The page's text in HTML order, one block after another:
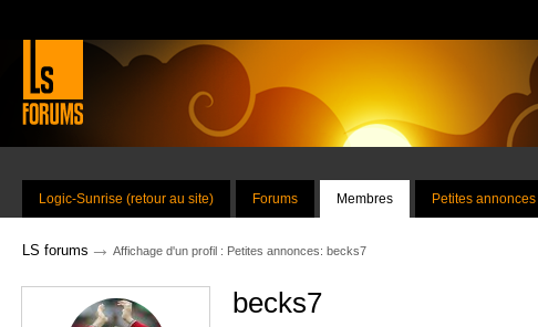
Logic-Sunrise (retour au site) Forums Membres Petites annonces
LS forums → Affichage d'un profil : Petites annonces: becks7
becks7